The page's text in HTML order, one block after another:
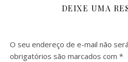
DEIXE UMA
O seu endereço de e-mail não
obrigatórios são marcados com *